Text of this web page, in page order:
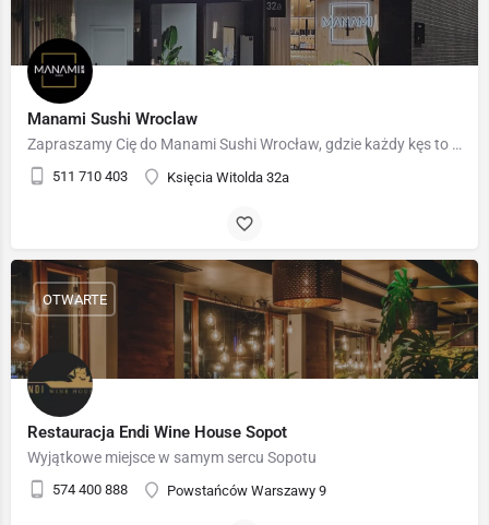
Manami Sushi Wroclaw
Zapraszamy Cię do Manami Sushi Wrocław, gdzie każdy kęs to podróż przez niezwykłe smaki i aromaty Japonii.…
511 710 403 Księcia Witolda 32a
Restauracja Endi Wine House Sopot
Wyjątkowe miejsce w samym sercu Sopotu
574 400 888 Powstańców Warszawy 9
OTWARTE